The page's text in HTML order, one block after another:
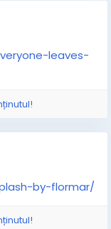
leaves-
by-flormar/